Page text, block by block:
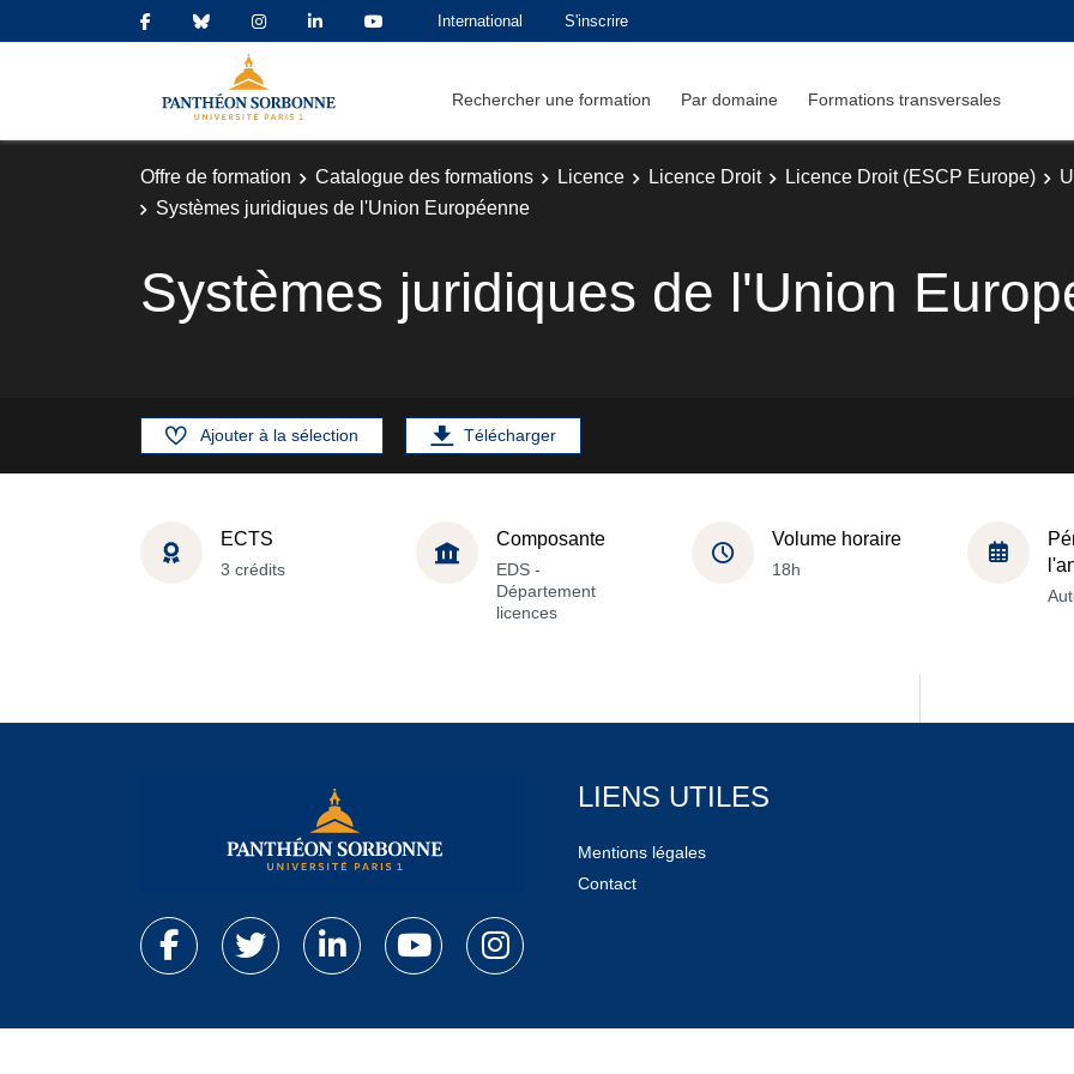
International S'inscrire
Rechercher une formation Par domaine Formations transversales
Offre de formation Catalogue des formations Licence Licence Droit Licence Droit (ESCP Europe)
Systèmes juridiques de l'Union Européenne
Systèmes juridiques de l'Union
Ajouter à la sélection Télécharger
ECTS
3 crédits
Composante
EDS -
Département
licences
Volume horaire
18h
LIENS UTILES
Mentions légales
Contact